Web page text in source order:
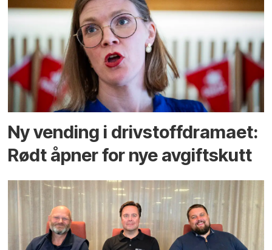
Ny vending i drivstoffdramaet:
Rødt åpner for nye avgiftskutt